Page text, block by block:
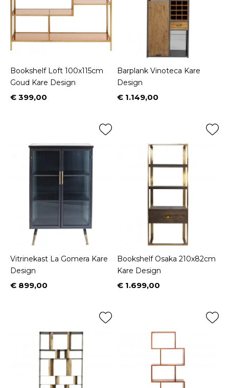
Bookshelf Loft 100x115cm
Goud Kare Design
Prijs
€ 399,00
Barplank Vinoteca Kare
Design
Prijs
€ 1.149,00
Vitrinekast La Gomera Kare
Design
Prijs
€ 899,00
Bookshelf Osaka 210x82cm
Kare Design
Prijs
€ 1.699,00